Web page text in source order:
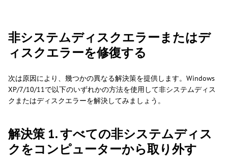
非システムディスクエラーまたはデ
ィスクエラーを修復する
次は原因により、幾つかの異なる解決策を提供します。Windows
XP/7/10/11で以下のいずれかの方法を使用して非システムディス
クまたはディスクエラーを解決してみましょう。
解決策 1. すべての非システムディス
クをコンピューターから取り外す